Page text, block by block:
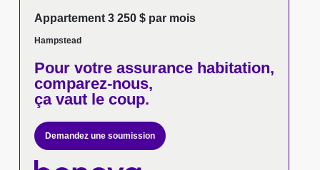
Appartement 3 250 $ par mois
Hampstead
Pour votreassurance habitation,
comparez-nous,
ça vaut le coup.
Demandez une soumission